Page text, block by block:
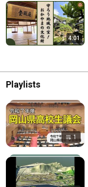
4:01
Playlists
1